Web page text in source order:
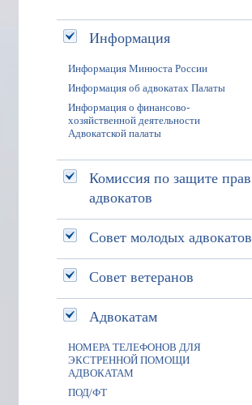
Информация
Информация Минюста России
Информация об адвокатах Палаты
Информация о финансово-
хозяйственной деятельности
Адвокатской палаты
Комиссия по защите прав
адвокатов
Совет молодых адвокатов
Совет ветеранов
Адвокатам
НОМЕРА ТЕЛЕФОНОВ ДЛЯ
ЭКСТРЕННОЙ ПОМОЩИ
АДВОКАТАМ
ПОД/ФТ